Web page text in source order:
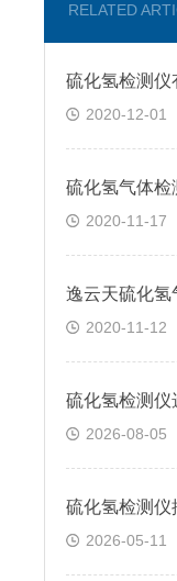
RELATED
2020-12-01
硫化氢气体检
2020-11-17
逸云天硫化氢
2020-11-12
2026-08-05
2026-05-11